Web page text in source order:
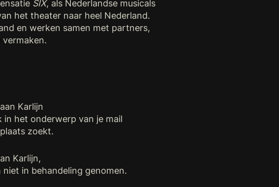
SIX, als Nederlandse musicals
het theater naar heel Nederland.
en werken samen met partners,
Karlijn
in het onderwerp van je mail
zoekt.
Karlijn,
in behandeling genomen.